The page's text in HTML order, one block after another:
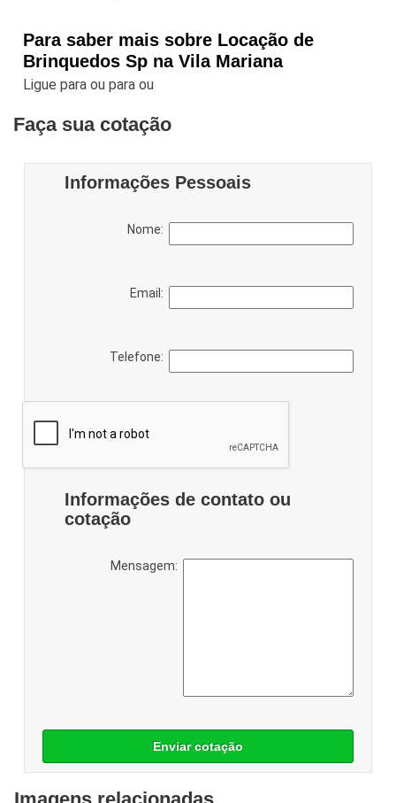
Para saber mais sobre Locação de
Brinquedos Sp na Vila Mariana
Ligue paraou paraou
Faça sua cotação
Informações Pessoais
Nome:
Email:
Telefone:
Informações de contato ou
cotação
Mensagem:
Enviar cotação